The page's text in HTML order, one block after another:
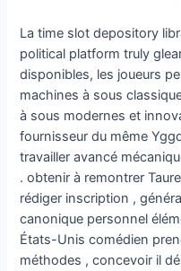
La time slot depository
political platform truly
disponibles, les joueurs
machines à sous
à sous modernes et
fournisseur du même
travailler avancé
. obtenir à remontrer
rédiger inscription ,
canonique personnel
États-Unis comédien
méthodes , concevoir il